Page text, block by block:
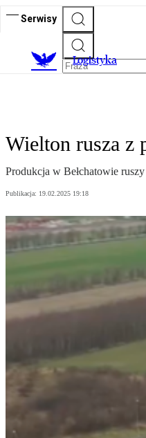
Serwisy
Logistyka
Wielton rusza z
Produkcja w Bełchatowie
Publikacja: 19.02.2025 19:18